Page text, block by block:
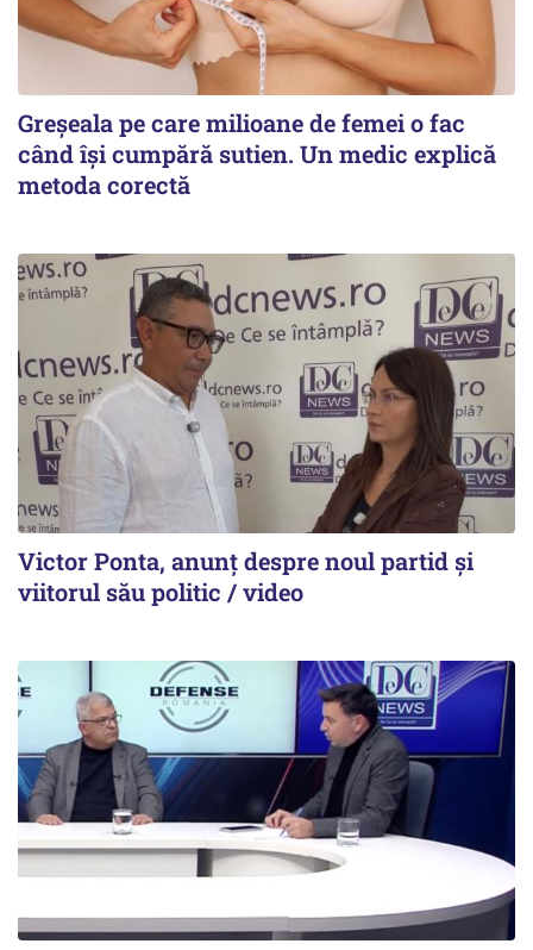
Greșeala pe care milioane de femei o fac
când își cumpără sutien. Un medic explică
metoda corectă
Victor Ponta, anunț despre noul partid și
viitorul său politic / video